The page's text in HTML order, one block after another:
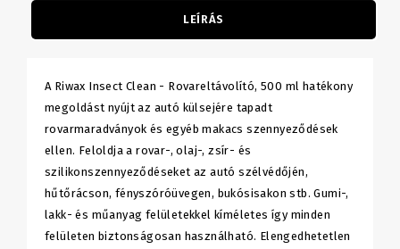
LEÍRÁS
A Riwax Insect Clean - Rovareltávolító, 500 ml hatékony
megoldást nyújt az autó külsejére tapadt
rovarmaradványok és egyéb makacs szennyeződések
ellen. Feloldja a rovar-, olaj-, zsír- és
szilikonszennyeződéseket az autó szélvédőjén,
hűtőrácson, fényszóróüvegen, bukósisakon stb. Gumi-,
lakk- és műanyag felületekkel kíméletes így minden
felületen biztonságosan használható. Elengedhetetlen